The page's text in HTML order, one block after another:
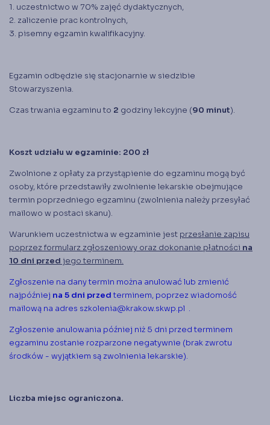
1. uczestnictwo w 70% zajęć dydaktycznych,
2. zaliczenie prac kontrolnych,
3. pisemny egzamin kwalifikacyjny.
Egzamin odbędzie się stacjonarnie w siedzibie
Stowarzyszenia.
Czas trwania egzaminu to 2 godziny lekcyjne (90 minut).
Koszt udziału w egzaminie: 200 zł
Zwolnione z opłaty za przystąpienie do egzaminu mogą być
osoby, które przedstawiły zwolnienie lekarskie obejmujące
termin poprzedniego egzaminu (zwolnienia należy przesyłać
mailowo w postaci skanu).
Warunkiem uczestnictwa w egzaminie jest przesłanie zapisu
poprzez formularz zgłoszeniowy oraz dokonanie płatności na
10 dni przed jego terminem.
Zgłoszenie na dany termin można anulować lub zmienić
najpóźniej na 5 dni przedterminem, poprzez wiadomość
mailową na adres szkolenia@krakow.skwp.pl .
Zgłoszenie anulowania później niż 5 dni przed terminem
egzaminu zostanie rozparzone negatywnie (brak zwrotu
środków - wyjątkiem są zwolnienia lekarskie).
Liczba miejsc ograniczona.